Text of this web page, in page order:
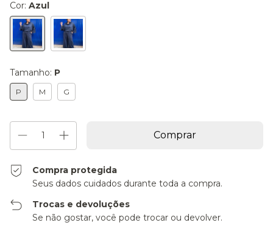
Cor: Azul
Tamanho: P
P M G
Compra protegida
Seus dados cuidados durante toda a compra.
Trocas e devoluções
Se não gostar, você pode trocar ou devolver.